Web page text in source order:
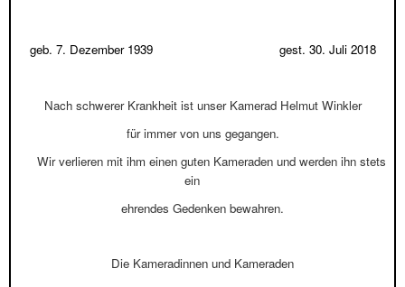
geb. 7. Dezember 1939 gest. 30. Juli 2018
Nach schwerer Krankheit ist unser Kamerad Helmut Winkler
für immer von uns gegangen.
Wir verlieren mit ihm einen guten Kameraden und werden ihn stets
ein
ehrendes Gedenken bewahren.
Die Kameradinnen und Kameraden